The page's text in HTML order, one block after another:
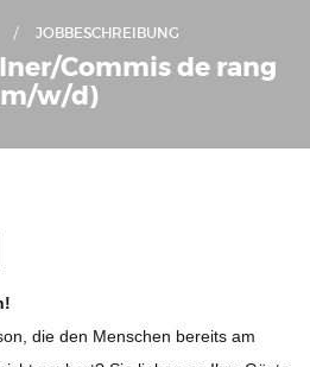
JOBBESCHREIBUNG
Commis de rang
w/d)
die den Menschen bereits am